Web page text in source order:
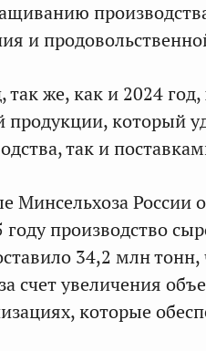
и
же, как и 2024 год,
который
так и
Минсельхоза России
производство
34,2 млн
счет увеличения
которые